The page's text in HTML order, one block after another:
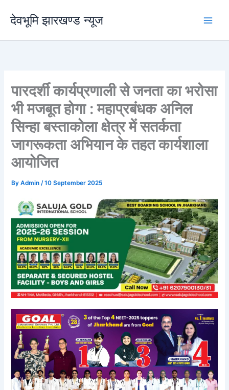
content
देवभूमि झारखण्ड न्यूज
पारदर्शी कार्यप्रणाली से जनता का भरोसा
भी मजबूत होगा : महाप्रबंधक अनिल
सिन्हा बस्ताकोला क्षेत्र में सतर्कता
जागरूकता अभियान के तहत कार्यशाला
आयोजित
ByAdmin/10 September 2025